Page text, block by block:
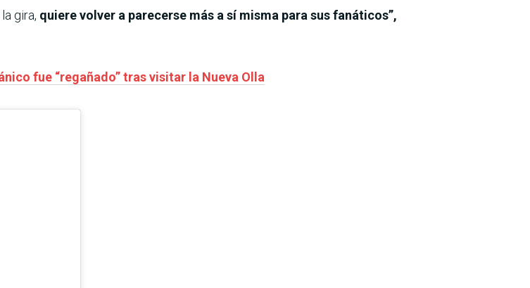
gira, quiere volver a parecerse más a sí misma para sus fanáticos”,
fue “regañado” tras visitar la Nueva Olla